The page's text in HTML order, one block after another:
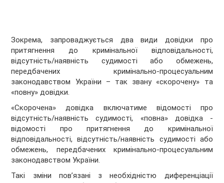
Зокрема, запроваджується два види довідки про
притягнення до кримінальної відповідальності,
відсутність/наявність судимості або обмежень,
передбачених кримінально-процесуальним
законодавством України – так звану «скорочену» та
«повну» довідки.
«Скорочена» довідка включатиме відомості про
відсутність/наявність судимості, «повна» довідка -
відомості про притягнення до кримінальної
відповідальності, відсутність/наявність судимості або
обмежень, передбачених кримінально-процесуальним
законодавством України.
Такі зміни пов’язані з необхідністю диференціації